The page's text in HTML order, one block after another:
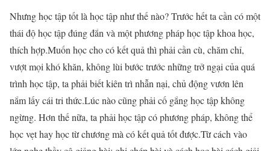
Nhưng học tập tốt là học tập như thế nào? Trước hết ta cần có một
thái độ học tập đúng đắn và một phương pháp học tập khoa học,
thích hợp.Muốn học cho có kết quả thì phải cần cù, chăm chỉ,
vượt mọi khó khăn, không lùi bước trước những trở ngại của quá
trình học tập, ta phải biết kiên trì nhẫn nại, chủ động vươn lên
nắm lấy cái tri thức.Lúc nào cũng phải cố gắng học tập không
ngừng. Hơn thế nữa, ta phải học tập có phương pháp, không thể
học vẹt hay học từ chương mà có kết quả tốt được.Từ cách vào